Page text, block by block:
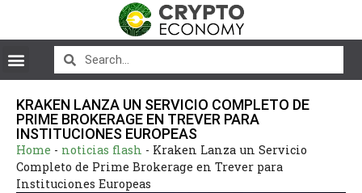
KRAKEN LANZA UN SERVICIO COMPLETO DE
PRIME BROKERAGE EN TREVER PARA
INSTITUCIONES EUROPEAS
Home - noticias flash - Kraken Lanza un Servicio
Completo de Prime Brokerage en Trever para
Instituciones Europeas